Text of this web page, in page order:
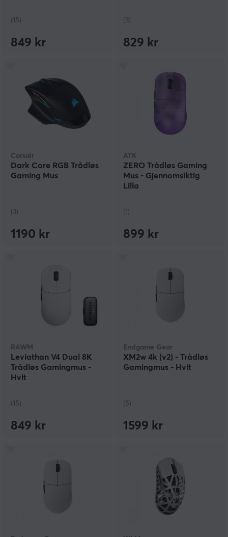
(15)
849 kr
(3)
829 kr
Corsair
Dark Core RGB Trådløs
Gaming Mus
(3)
1190 kr
ATK
ZERO Trådløs Gaming
Mus - Gjennomsiktig
Lilla
(1)
899 kr
RAWM
Leviathan V4 Dual 8K
Trådløs Gamingmus -
Hvit
(15)
849 kr
Endgame Gear
XM2w 4k (v2) - Trådløs
Gamingmus - Hvit
(5)
1599 kr